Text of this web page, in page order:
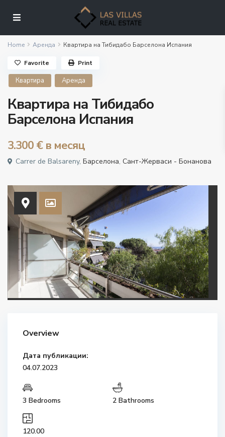
Home Аренда Квартира на Тибидабо Барселона Испания
Квартира Аренда
Квартира на Тибидабо
Барселона Испания
3.300 € в месяц
Carrer de Balsareny,Барселона, Сант-Жерваси - Бонанова
Favorite Print
Overview
Дата публикации:
04.07.2023
3 Bedrooms 2 Bathrooms
120.00